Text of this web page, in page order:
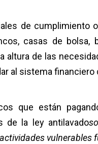
de cumplimiento
casas de bolsa,
altura de las
al sistema financiero
que están
de la ley antilavado
vulnerables